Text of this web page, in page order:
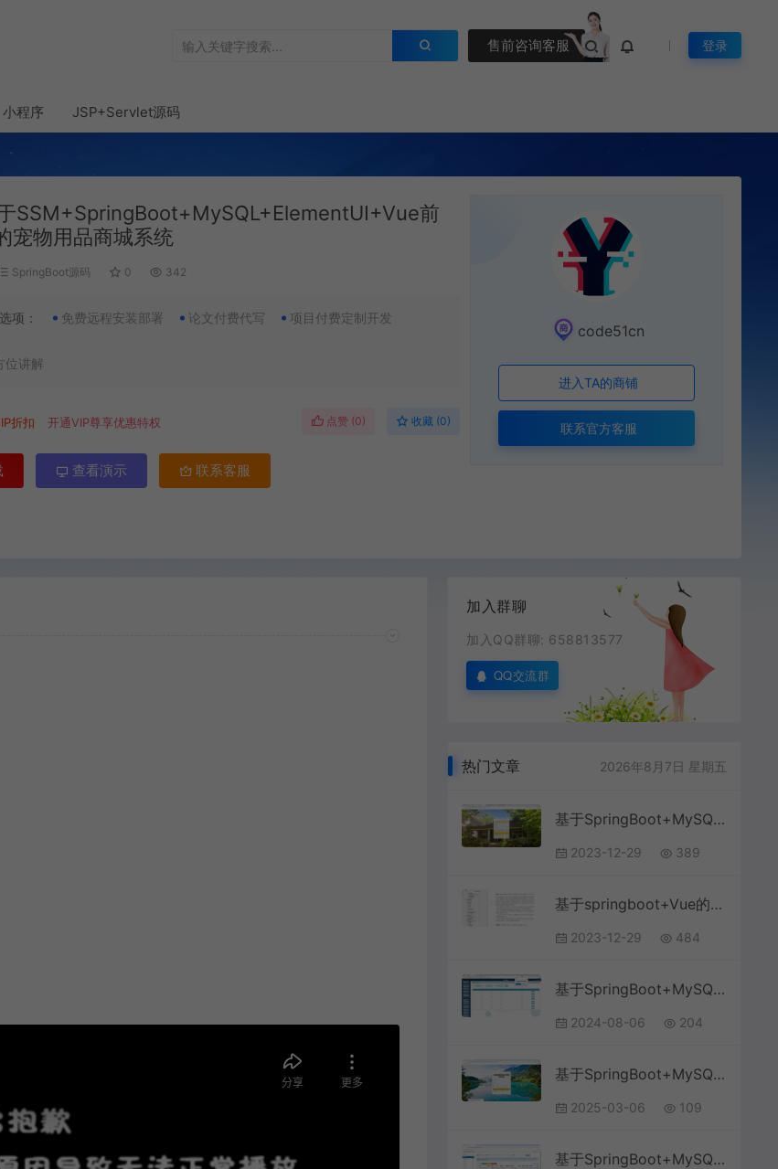
售前咨询客服 登录
小程序 JSP+Servlet源码
SSM+SpringBoot+MySQL+ElementUI+Vue前
宠物用品商城系统
SpringBoot源码 0 342
项： 免费远程安装部署 论文付费代写 项目付费定制开发
位讲解
折扣 开通VIP尊享优惠特权 点赞 (0) 收藏 (0)
查看演示 联系客服
code51cn
进入TA的商铺
联系官方客服
加入群聊
加入QQ群聊: 658813577
QQ交流群
热门文章 2026年8月7日 星期五
基于SpringBoot+MySQL+Vue的小区物业管理系统(附论文)
2023-12-29 389
基于springboot+Vue的智慧物业平台毕业设计论文
2023-12-29 484
基于SpringBoot+MySQL+Vue.js的物业管理系统(附论文)
2024-08-06 204
基于SpringBoot+MySQL+Vue前后端分离的制造装备物联生产系统(附论文)
2025-03-06 109
基于SpringBoot+MySQL+Bootstrap的校园快递物流配送代取系统